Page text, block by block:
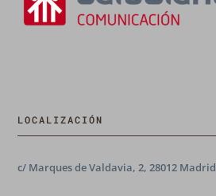
LOCALIZACIÓN
c/ Marques de Valdavia, 2, 28012 Madrid